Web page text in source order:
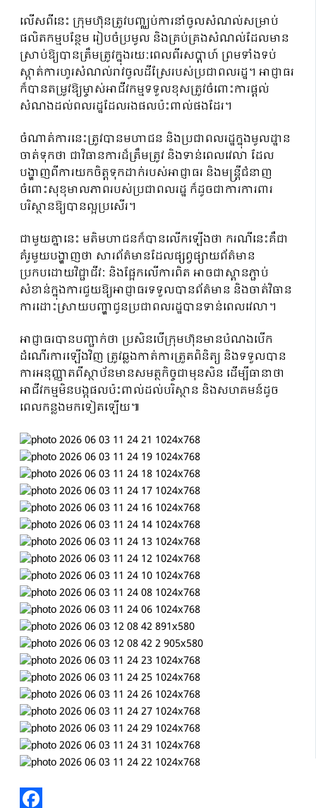
លើសពីនេះ ក្រុមហ៊ុនត្រូវបញ្ឈប់ការនាំចូលសំណល់សម្រាប់
ផលិតកម្មបន្ថែម រៀបចំប្រមូល និងគ្រប់គ្រងសំណល់ដែលមាន
ស្រាប់ឱ្យបានត្រឹមត្រូវក្នុងរយៈពេលពីរសប្តាហ៍ ព្រមទាំងទប់
ស្កាត់ការហូរសំណល់រាវចូលដីស្រែរបស់ប្រជាពលរដ្ឋ។ អាជ្ញាធរ
ក៏បានតម្រូវឱ្យម្ចាស់អាជីវកម្មទទួលខុសត្រូវចំពោះការផ្តល់
សំណងដល់ពលរដ្ឋដែលរងផលប៉ះពាល់ផងដែរ។
ចំណាត់ការនេះត្រូវបានមហាជន និងប្រជាពលរដ្ឋក្នុងមូលដ្ឋាន
ចាត់ទុកថា ជាវិធានការដ៏ត្រឹមត្រូវ និងទាន់ពេលវេលា ដែល
បង្ហាញពីការយកចិត្តទុកដាក់របស់អាជ្ញាធរ និងមន្ត្រីជំនាញ
ចំពោះសុខុមាលភាពរបស់ប្រជាពលរដ្ឋ ក៏ដូចជាការការពារ
បរិស្ថានឱ្យបានល្អប្រសើរ។
ជាមួយគ្នានេះ មតិមហាជនក៏បានលើកឡើងថា ករណីនេះគឺជា
គំរូមួយបង្ហាញថា សារព័ត៌មានដែលផ្សព្វផ្សាយព័ត៌មាន
ប្រកបដោយវិជ្ជាជីវៈ និងផ្អែកលើការពិត អាចជាស្ពានភ្ជាប់
សំខាន់ក្នុងការជួយឱ្យអាជ្ញាធរទទួលបានព័ត៌មាន និងចាត់វិធាន
ការដោះស្រាយបញ្ហាជូនប្រជាពលរដ្ឋបានទាន់ពេលវេលា។
អាជ្ញាធរបានបញ្ជាក់ថា ប្រសិនបើក្រុមហ៊ុនមានបំណងបើក
ដំណើរការឡើងវិញ ត្រូវឆ្លងកាត់ការត្រួតពិនិត្យ និងទទួលបាន
ការអនុញ្ញាតពីស្ថាប័នមានសមត្ថកិច្ចជាមុនសិន ដើម្បីធានាថា
អាជីវកម្មមិនបង្កផលប៉ះពាល់ដល់បរិស្ថាន និងសហគមន៍ដូច
ពេលកន្លងមកទៀតឡើយ៕